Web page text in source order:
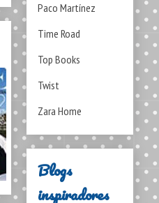
Paco Martínez
Time Road
Top Books
Twist
Zara Home
Blogs
inspiradores